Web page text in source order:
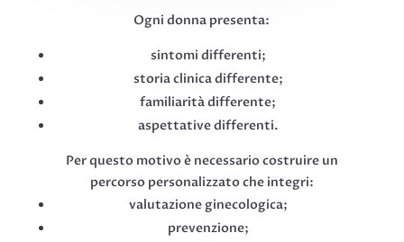
Ogni donna presenta:
sintomi differenti;
storia clinica differente;
familiarità differente;
aspettative differenti.
Per questo motivo è necessario costruire un
percorso personalizzato che integri:
valutazione ginecologica;
prevenzione;